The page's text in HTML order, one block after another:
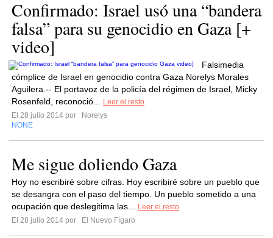
Confirmado: Israel usó una “bandera
falsa” para su genocidio en Gaza [+
video]
Falsimedia
cómplice de Israel en genocidio contra Gaza Norelys Morales
Aguilera.-- El portavoz de la policía del régimen de Israel, Micky
Rosenfeld, reconoció...
Leer el resto
El 28 julio 2014 por
Norelys
NONE
Me sigue doliendo Gaza
Hoy no escribiré sobre cifras. Hoy escribiré sobre un pueblo que
se desangra con el paso del tiempo. Un pueblo sometido a una
ocupación que deslegitima las...
Leer el resto
El 28 julio 2014 por
El Nuevo Fígaro